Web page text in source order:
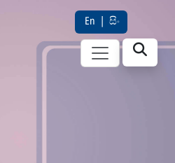
En සිං